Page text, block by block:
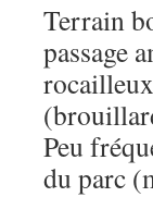
Terrain
passage
Peu
du parc